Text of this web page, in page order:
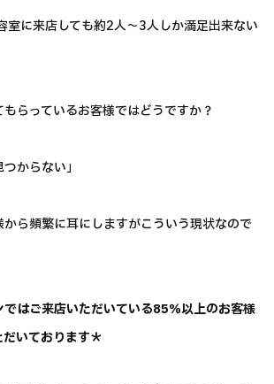
室に来店しても約2人～3人しか満足出来ない
らっているお客様ではどうですか？
からない」
ら頻繁に耳にしますがこういう現状なので
ではご来店いただいている85％以上のお客様
いております＊